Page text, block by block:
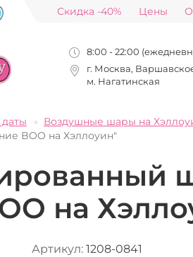
Скидка -40% Цены
8:00 - 22:00
г. Москва,
м. Нагатинская
Воздушные шары на
BOO на Хэллоуин"
на
Артикул: 1208-0841